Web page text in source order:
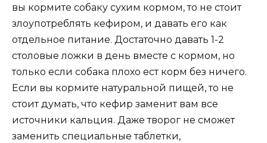
вы кормите собаку сухим кормом, то не стоит
злоупотреблять кефиром, и давать его как
отдельное питание. Достаточно давать 1-2
столовые ложки в день вместе с кормом, но
только если собака плохо ест корм без ничего.
Если вы кормите натуральной пищей, то не
стоит думать, что кефир заменит вам все
источники кальция. Даже творог не сможет
заменить специальные таблетки,